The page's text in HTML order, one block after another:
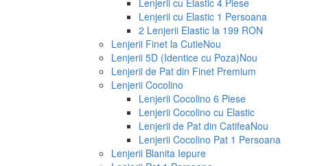
Lenjerii cu Elastic 4 Piese
Lenjerii cu Elastic 1 Persoana
2 Lenjerii Elastic la 199 RON
Lenjerii Finet la CutieNou
Lenjerii 5D (Identice cu Poza)Nou
Lenjerii de Pat din Finet Premium
Lenjerii Cocolino
Lenjerii Cocolino 6 Piese
Lenjerii Cocolino cu Elastic
Lenjerii de Pat din CatifeaNou
Lenjerii Cocolino Pat 1 Persoana
Lenjerii Blanita Iepure